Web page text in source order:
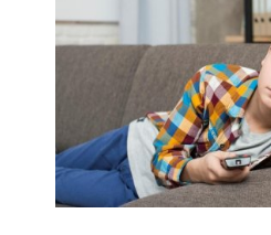
////// / /////